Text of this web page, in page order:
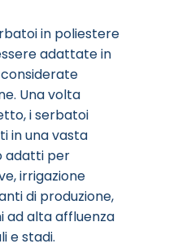
in poliestere
adattate in
Una volta
i serbatoi
in una vasta
adatti per
irrigazione
di produzione,
ad alta affluenza
e stadi.